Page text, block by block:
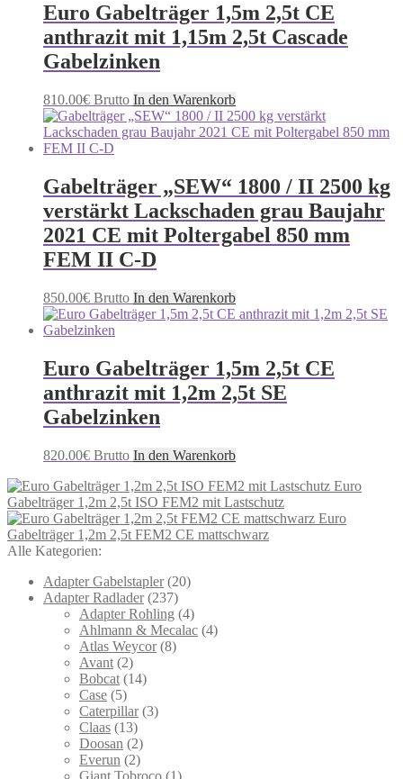
Euro Gabelträger 1,5m 2,5t CE
anthrazit mit 1,15m 2,5t Cascade
Gabelzinken
810.00€ Brutto In den Warenkorb
Gabelträger „SEW“ 1800 / II 2500 kg
verstärkt Lackschaden grau Baujahr
2021 CE mit Poltergabel 850 mm
FEM II C-D
850.00€ Brutto In den Warenkorb
Euro Gabelträger 1,5m 2,5t CE
anthrazit mit 1,2m 2,5t SE
Gabelzinken
820.00€ Brutto In den Warenkorb
Euro
Gabelträger 1,2m 2,5t ISO FEM2 mit Lastschutz
Euro
Gabelträger 1,2m 2,5t FEM2 CE mattschwarz
Alle Kategorien:
Adapter Gabelstapler (20)
Adapter Radlader (237)
Adapter Rohling (4)
Ahlmann & Mecalac (4)
Atlas Weycor (8)
Avant (2)
Bobcat (14)
Case (5)
Caterpillar (3)
Claas (13)
Doosan (2)
Everun (2)
Giant Tobroco (1)